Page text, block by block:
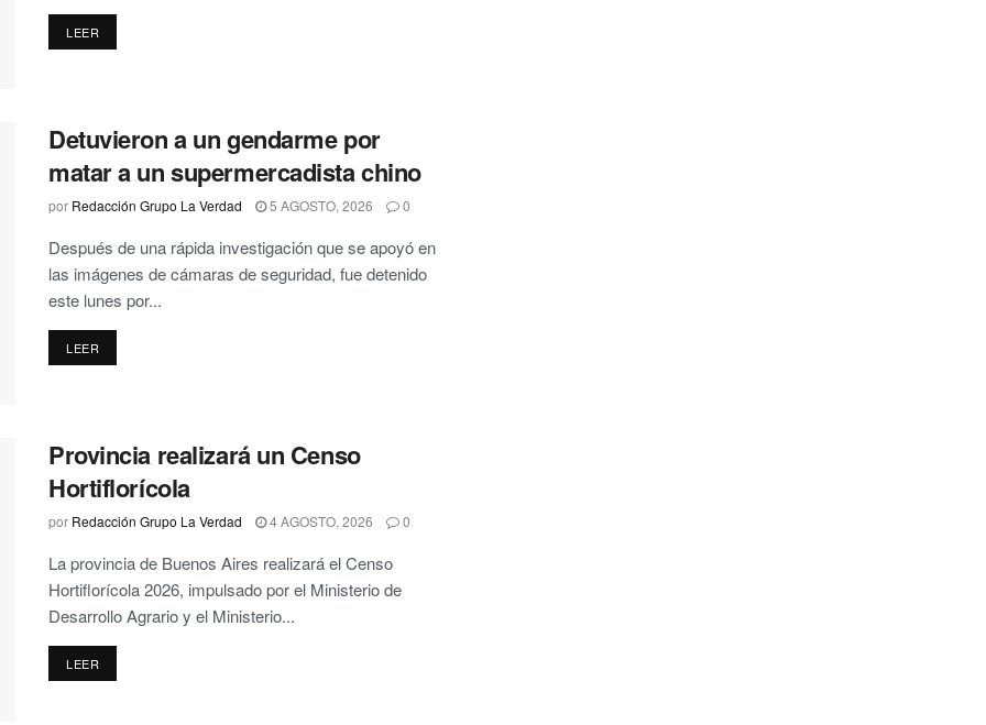
LEER
Detuvieron a un gendarme por
matar a un supermercadista chino
por Redacción Grupo La Verdad 5 AGOSTO, 2026 0
Después de una rápida investigación que se apoyó en
las imágenes de cámaras de seguridad, fue detenido
este lunes por...
LEER
Provincia realizará un Censo
Hortiflorícola
por Redacción Grupo La Verdad 4 AGOSTO, 2026 0
La provincia de Buenos Aires realizará el Censo
Hortiflorícola 2026, impulsado por el Ministerio de
Desarrollo Agrario y el Ministerio...
LEER